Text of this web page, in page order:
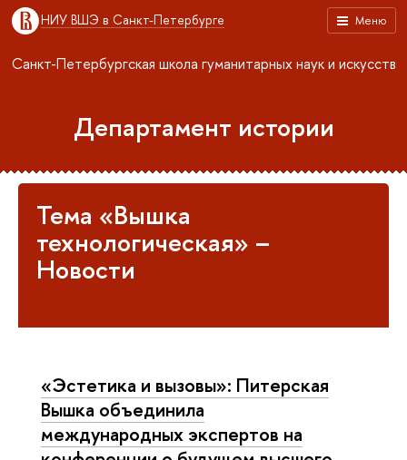
Меню
НИУ ВШЭ в Санкт-Петербурге
Санкт-Петербургская школа гуманитарных наук и искусств
Департамент истории
Тема «Вышка
технологическая» –
Новости
«Эстетика и вызовы»: Питерская
Вышка объединила
международных экспертов на